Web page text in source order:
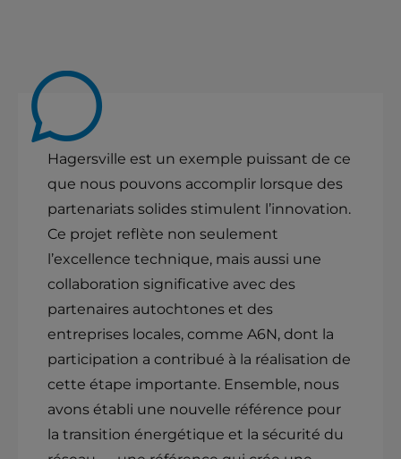
Hagersville est un exemple puissant de ce
que nous pouvons accomplir lorsque des
partenariats solides stimulent l’innovation.
Ce projet reflète non seulement
l’excellence technique, mais aussi une
collaboration significative avec des
partenaires autochtones et des
entreprises locales, comme A6N, dont la
participation a contribué à la réalisation de
cette étape importante. Ensemble, nous
avons établi une nouvelle référence pour
la transition énergétique et la sécurité du